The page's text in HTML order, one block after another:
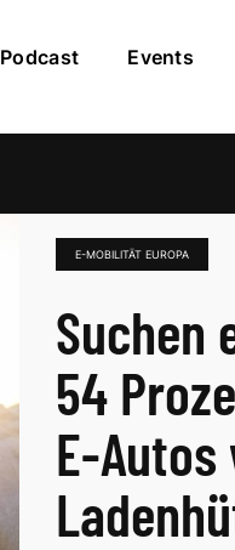
Podcast Events
E-MOBILITÄT EUROPA
Suchen
54
E-